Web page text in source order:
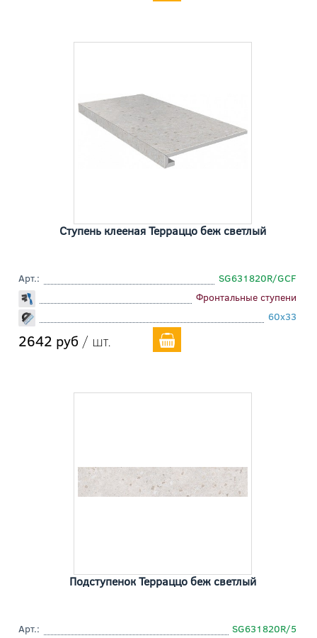
Ступень клееная Терраццо беж светлый
Арт.:
SG631820R/GCF
Фронтальные ступени
60x33
2642 руб / шт.
Подступенок Терраццо беж светлый
Арт.:
SG631820R/5